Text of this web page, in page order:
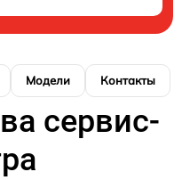
Модели Контакты
сервис-